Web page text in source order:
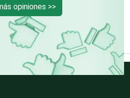
Software
Industriales
opiniones >>